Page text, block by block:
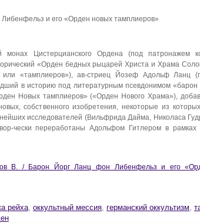
и его «Орден новых тамплиеров»
Цистерцианского Ордена (под патронажем
«Орден бедных рыцарей Христа и Храма
или «тамплиеров»), ав-стриец Йозеф Адольф Ланц
в историю под литературным псевдонимом «барон
Новых тамплиеров» («Орден Нового Храма»),
собственного изобретения, некоторые из
исследователей (Вильфрида Дайма, Николаса
чески переработаны Адольфом Гитлером в рамках
В. / Барон Йорг Ланц фон Либенфельз и его
рейха оккультный мессия германский оккультизм